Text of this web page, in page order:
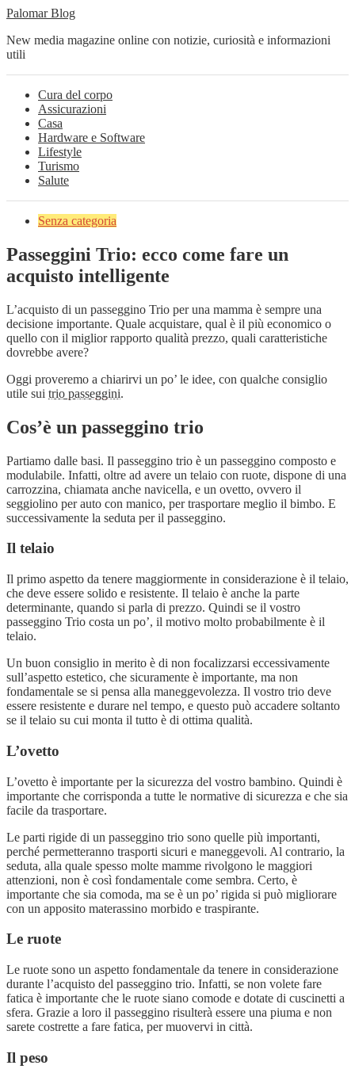
Palomar Blog
New media magazine online con notizie, curiosità e informazioni
utili
Cura del corpo
Assicurazioni
Casa
Hardware e Software
Lifestyle
Turismo
Salute
Senza categoria
Passeggini Trio: ecco come fare un
acquisto intelligente
L’acquisto di un passeggino Trio per una mamma è sempre una
decisione importante. Quale acquistare, qual è il più economico o
quello con il miglior rapporto qualità prezzo, quali caratteristiche
dovrebbe avere?
Oggi proveremo a chiarirvi un po’ le idee, con qualche consiglio
utile sui trio passeggini.
Cos’è un passeggino trio
Partiamo dalle basi. Il passeggino trio è un passeggino composto e
modulabile. Infatti, oltre ad avere un telaio con ruote, dispone di una
carrozzina, chiamata anche navicella, e un ovetto, ovvero il
seggiolino per auto con manico, per trasportare meglio il bimbo. E
successivamente la seduta per il passeggino.
Il telaio
Il primo aspetto da tenere maggiormente in considerazione è il telaio,
che deve essere solido e resistente. Il telaio è anche la parte
determinante, quando si parla di prezzo. Quindi se il vostro
passeggino Trio costa un po’, il motivo molto probabilmente è il
telaio.
Un buon consiglio in merito è di non focalizzarsi eccessivamente
sull’aspetto estetico, che sicuramente è importante, ma non
fondamentale se si pensa alla maneggevolezza. Il vostro trio deve
essere resistente e durare nel tempo, e questo può accadere soltanto
se il telaio su cui monta il tutto è di ottima qualità.
L’ovetto
L’ovetto è importante per la sicurezza del vostro bambino. Quindi è
importante che corrisponda a tutte le normative di sicurezza e che sia
facile da trasportare.
Le parti rigide di un passeggino trio sono quelle più importanti,
perché permetteranno trasporti sicuri e maneggevoli. Al contrario, la
seduta, alla quale spesso molte mamme rivolgono le maggiori
attenzioni, non è così fondamentale come sembra. Certo, è
importante che sia comoda, ma se è un po’ rigida si può migliorare
con un apposito materassino morbido e traspirante.
Le ruote
Le ruote sono un aspetto fondamentale da tenere in considerazione
durante l’acquisto del passeggino trio. Infatti, se non volete fare
fatica è importante che le ruote siano comode e dotate di cuscinetti a
sfera. Grazie a loro il passeggino risulterà essere una piuma e non
sarete costrette a fare fatica, per muovervi in città.
Il peso